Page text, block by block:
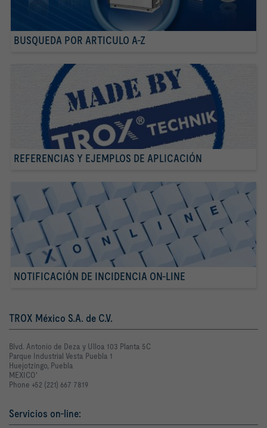
BUSQUEDA POR ARTICULO A-Z
REFERENCIAS Y EJEMPLOS DE APLICACIÓN
NOTIFICACIÓN DE INCIDENCIA ON-LINE
TROX México S.A. de C.V.
Blvd. Antonio de Deza y Ulloa 103 Planta 5C
Parque Industrial Vesta Puebla 1
Huejotzingo, Puebla
MEXICO'
Phone +52 (221) 667 7819
Servicios on-line: